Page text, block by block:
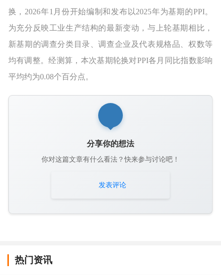
换，2026年1月份开始编制和发布以2025年为基期的PPI。
为充分反映工业生产结构的最新变动，与上轮基期相比，
新基期的调查分类目录、调查企业及代表规格品、权数等
均有调整。经测算，本次基期轮换对PPI各月同比指数影响
平均约为0.08个百分点。
分享你的想法
你对这篇文章有什么看法？快来参与讨论吧！
发表评论
热门资讯